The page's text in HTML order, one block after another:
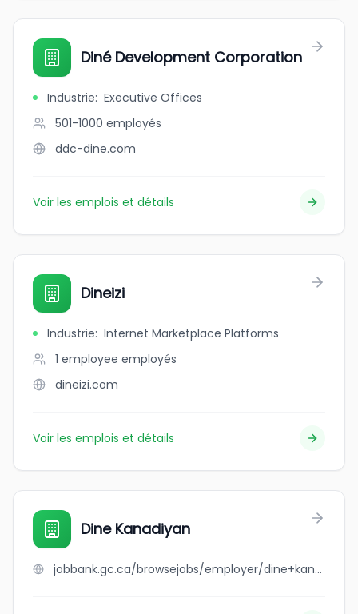
Diné Development Corporation
Industrie: Executive Offices
501-1000 employés
ddc-dine.com
Voir les emplois et détails
Dineizi
Industrie: Internet Marketplace Platforms
1 employee employés
dineizi.com
Voir les emplois et détails
Dine Kanadiyan
jobbank.gc.ca/browsejobs/employer/dine+kanadiyan/ca